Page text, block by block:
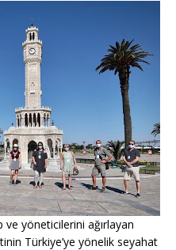
ve yöneticilerini ağırlayan
Türkiye’ye yönelik seyahat